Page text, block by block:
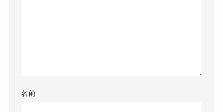
名前